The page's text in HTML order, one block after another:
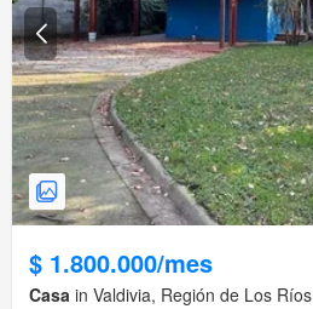
$ 1.800.000/mes
Casa in Valdivia, Región de Los Ríos